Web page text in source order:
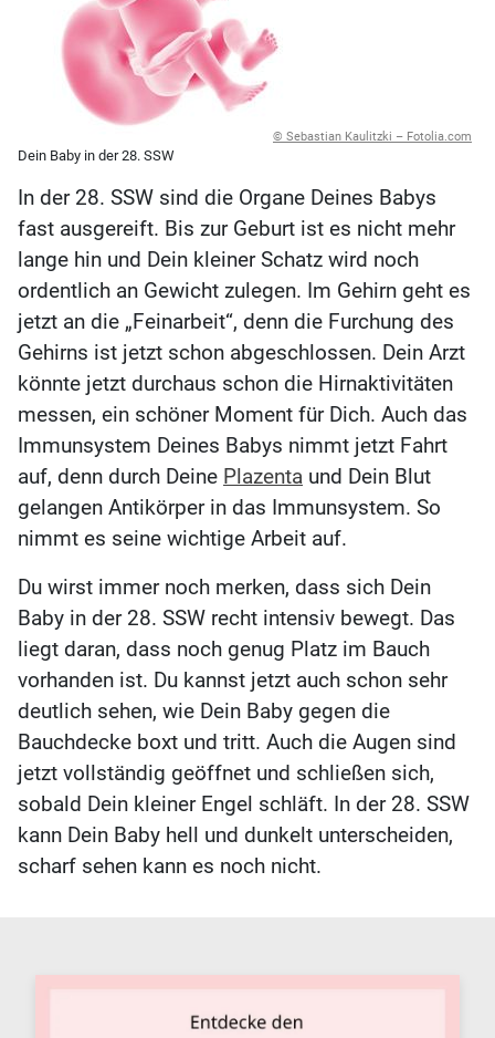
© Sebastian Kaulitzki – Fotolia.com
Dein Baby in der 28. SSW
In der 28. SSW sind die Organe Deines Babys
fast ausgereift. Bis zur Geburt ist es nicht mehr
lange hin und Dein kleiner Schatz wird noch
ordentlich an Gewicht zulegen. Im Gehirn geht es
jetzt an die „Feinarbeit“, denn die Furchung des
Gehirns ist jetzt schon abgeschlossen. Dein Arzt
könnte jetzt durchaus schon die Hirnaktivitäten
messen, ein schöner Moment für Dich. Auch das
Immunsystem Deines Babys nimmt jetzt Fahrt
auf, denn durch Deine Plazenta und Dein Blut
gelangen Antikörper in das Immunsystem. So
nimmt es seine wichtige Arbeit auf.
Du wirst immer noch merken, dass sich Dein
Baby in der 28. SSW recht intensiv bewegt. Das
liegt daran, dass noch genug Platz im Bauch
vorhanden ist. Du kannst jetzt auch schon sehr
deutlich sehen, wie Dein Baby gegen die
Bauchdecke boxt und tritt. Auch die Augen sind
jetzt vollständig geöffnet und schließen sich,
sobald Dein kleiner Engel schläft. In der 28. SSW
kann Dein Baby hell und dunkelt unterscheiden,
scharf sehen kann es noch nicht.